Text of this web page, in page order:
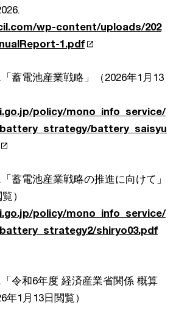
wp-content/uploads/202
1.pdf
蓄電池産業戦略」（2026年1月13
policy/mono_info_service/
battery_saisyu
蓄電池産業戦略の推進に向けて」
）
policy/mono_info_service/
shiryo03.pdf
令和6年度 経済産業省関係 概算
1月13日閲覧）